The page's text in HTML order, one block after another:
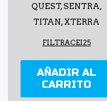
QUEST, SENTRA,
TITAN, XTERRA
FILTRACEI25
AÑADIR AL
CARRITO